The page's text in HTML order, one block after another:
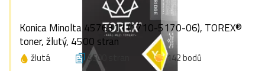
Konica Minolta 4576311 (1710-5170-06), TOREX®
toner, žlutý, 4500 stran
žlutá 4500 stran
142 bodů